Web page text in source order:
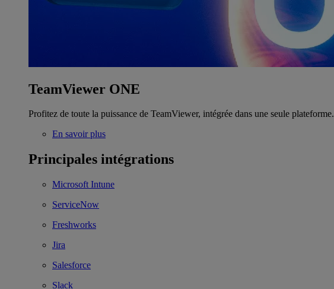
TeamViewer ONE
Profitez de toute la puissance de TeamViewer, intégrée dans une seule plateforme.
En savoir plus
Principales intégrations
Microsoft Intune
ServiceNow
Freshworks
Jira
Salesforce
Slack